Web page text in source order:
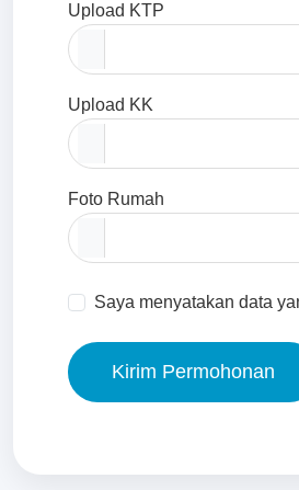
Upload KTP
Upload KK
Foto Rumah
Saya menyatakan data
Kirim Permohonan